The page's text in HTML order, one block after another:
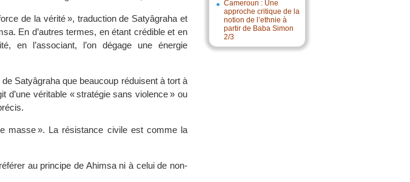
Cameroun : Une
approche critique de la
notion de l’ethnie à
partir de Baba Simon
2/3
de la vérité », traduction de Satyâgraha et
En d’autres termes, en étant crédible et en
en l’associant, l’on dégage une énergie
Satyâgraha que beaucoup réduisent à tort à
d’une véritable « stratégie sans violence » ou
masse ». La résistance civile est comme la
au principe de Ahimsa ni à celui de non-